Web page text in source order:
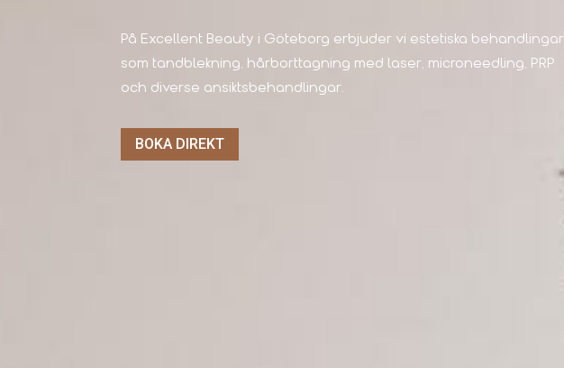
På Excellent Beauty i Göteborg erbjuder vi estetiska behandlingar
som tandblekning, hårborttagning med laser, microneedling, PRP
och diverse ansiktsbehandlingar.
BOKA DIREKT